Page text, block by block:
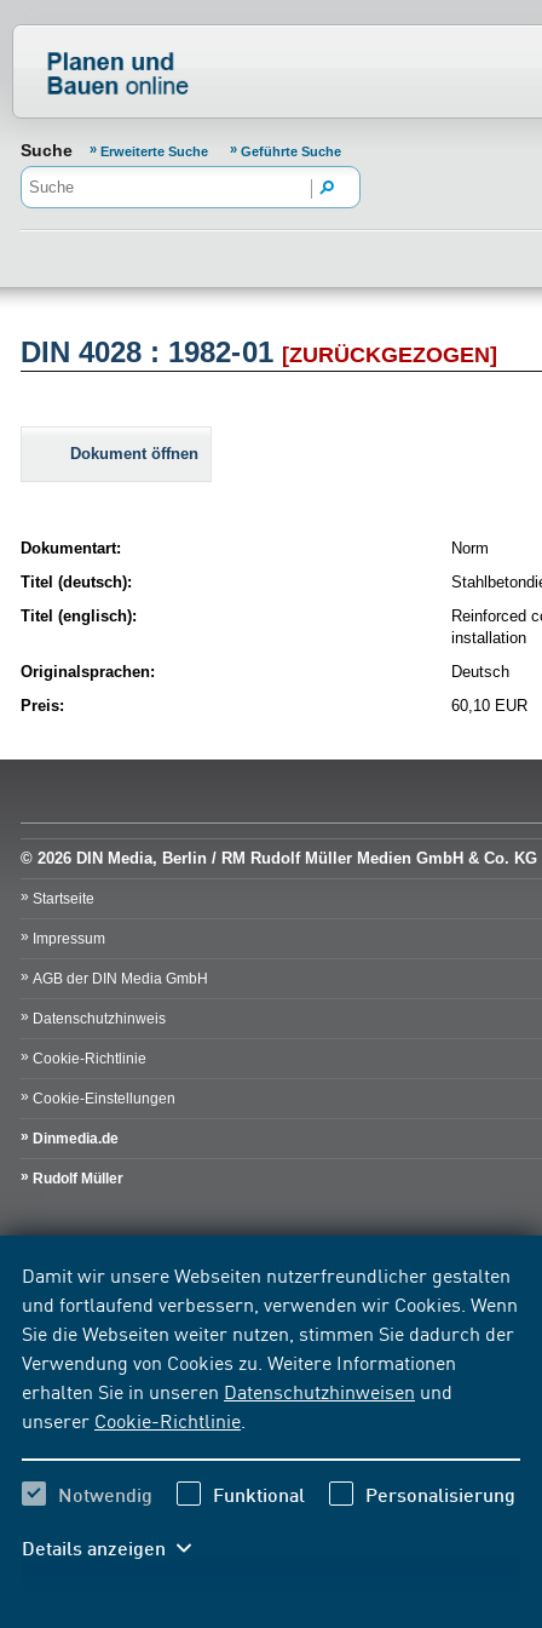
Damit wir unsere Webseiten nutzerfreundlicher gestalten
und fortlaufend verbessern, verwenden wir Cookies. Wenn
Sie die Webseiten weiter nutzen, stimmen Sie dadurch der
Verwendung von Cookies zu. Weitere Informationen
erhalten Sie in unseren Datenschutzhinweisen und
unserer Cookie-Richtlinie
Notwendig Funktional Personalisierung
Details anzeigen
Suche Erweiterte Suche Geführte Suche
DIN 4028 : 1982-01 [ZURÜCKGEZOGEN]
Dokument öffnen
Dokumentart:
Norm
Titel (deutsch):
Titel (englisch):
Reinforced
installation
Originalsprachen:
Deutsch
Preis:
60,10 EUR
© 2026 DIN Media, Berlin / RM Rudolf Müller Medien GmbH & Co. KG
Startseite
Impressum
AGB der DIN Media GmbH
Datenschutzhinweis
Cookie-Richtlinie
Cookie-Einstellungen
Dinmedia.de
Rudolf Müller